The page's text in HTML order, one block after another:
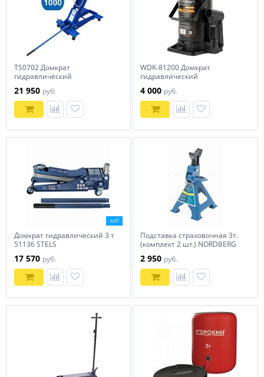
TS0702 Домкрат
гидравлический
21 950 руб.
WDK-81200 Домкрат
гидравлический
4 000 руб.
ХИТ
Домкрат гидравлический 3 т
51136 STELS
17 570 руб.
Подставка страховочная 3т.
(комплект 2 шт.) NORDBERG
2 950 руб.